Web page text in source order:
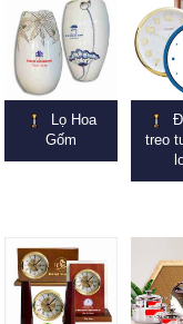
Lọ Hoa
Gốm
treo